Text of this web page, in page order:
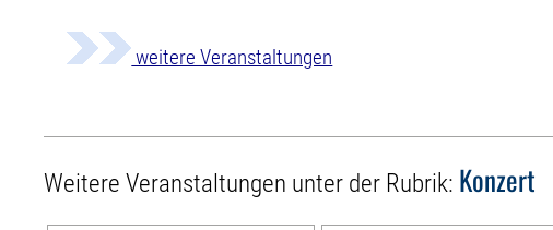
weitere Veranstaltungen
Weitere Veranstaltungen unter der Rubrik: Konzert